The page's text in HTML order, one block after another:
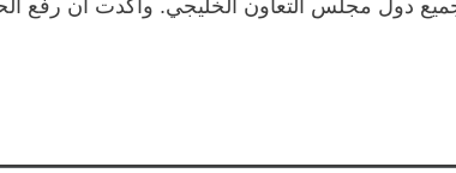
جميع دول مجلس التعاون الخليجي. وأكدت أن رفع